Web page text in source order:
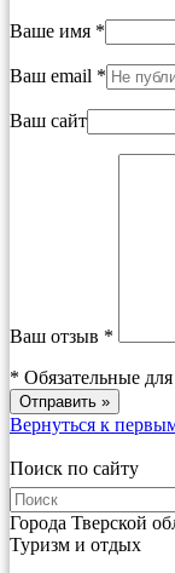
Ваше имя *
Ваш email *
Ваш сайт
Ваш отзыв *
* Обязательные
Вернуться к
Поиск по сайту
Города Тверской
Туризм и отдых